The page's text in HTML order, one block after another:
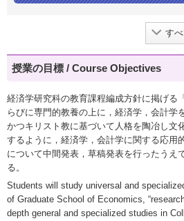
すべ
授業の目標 / Course Objectives
経済学研究科の教育課程編成方針に掲げる
らびに専門的教養の上に，経済学，会計学
かつキリスト教に基づいて人格を陶冶し文
するように，経済学，会計学に関する応用
について中間発表，草稿発表を行ったうえ
る。
Students will study universal and
of Graduate School of Economics,
depth general and specialized studies in